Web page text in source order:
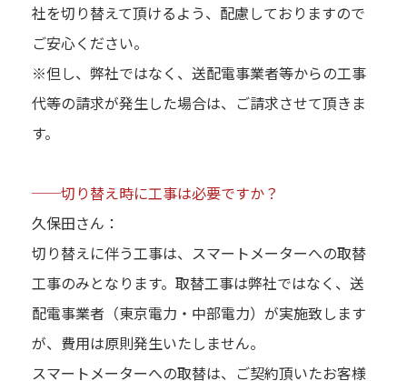
社を切り替えて頂けるよう、配慮しておりますので
ご安心ください。
※但し、弊社ではなく、送配電事業者等からの工事
代等の請求が発生した場合は、ご請求させて頂きま
す。
──切り替え時に工事は必要ですか？
久保田さん：
切り替えに伴う工事は、スマートメーターへの取替
工事のみとなります。取替工事は弊社ではなく、送
配電事業者（東京電力・中部電力）が実施致します
が、費用は原則発生いたしません。
スマートメーターへの取替は、ご契約頂いたお客様